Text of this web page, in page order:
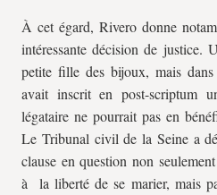
À cet égard, Rivero donne
intéressante décision de justice.
petite fille des bijoux, mais
avait inscrit en post-scriptum
légataire ne pourrait pas en
Le Tribunal civil de la Seine a
clause en question non
à la liberté de se marier, mais